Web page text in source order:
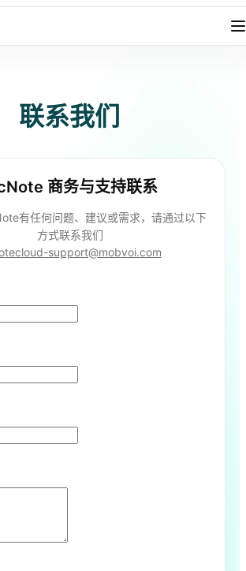
联系我们
商务与支持联系
有任何问题、建议或需求，请通过以下
方式联系我们
support@mobvoi.com